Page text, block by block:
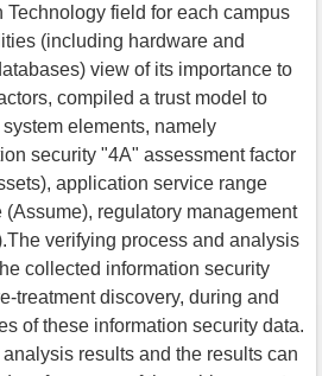
Technology field for each campus
(including hardware and
view of its importance to
compiled a trust model to
elements, namely
security "4A" assessment factor
application service range
regulatory management
verifying process and analysis
collected information security
treatment discovery, during and
of these information security data.
results and the results can